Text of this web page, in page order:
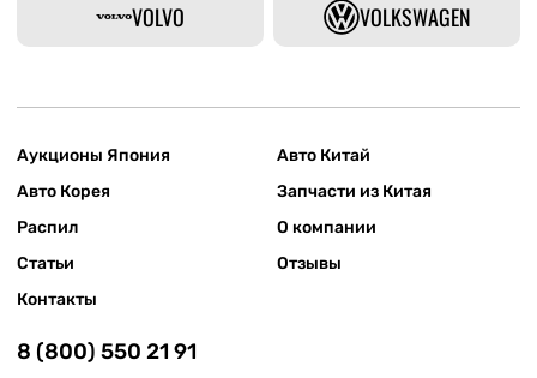
VOLVO VOLKSWAGEN
Аукционы Япония
Авто Китай
Авто Корея
Запчасти из Китая
Распил
О компании
Статьи
Отзывы
Контакты
8 (800) 550 21 91